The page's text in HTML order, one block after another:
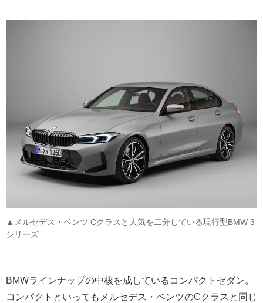
▲メルセデス・ベンツ Cクラスと人気を二分している現行型BMW 3
シリーズ
BMWラインナップの中核を成しているコンパクトセダン。
コンパクトといってもメルセデス・ベンツのCクラスと同じ